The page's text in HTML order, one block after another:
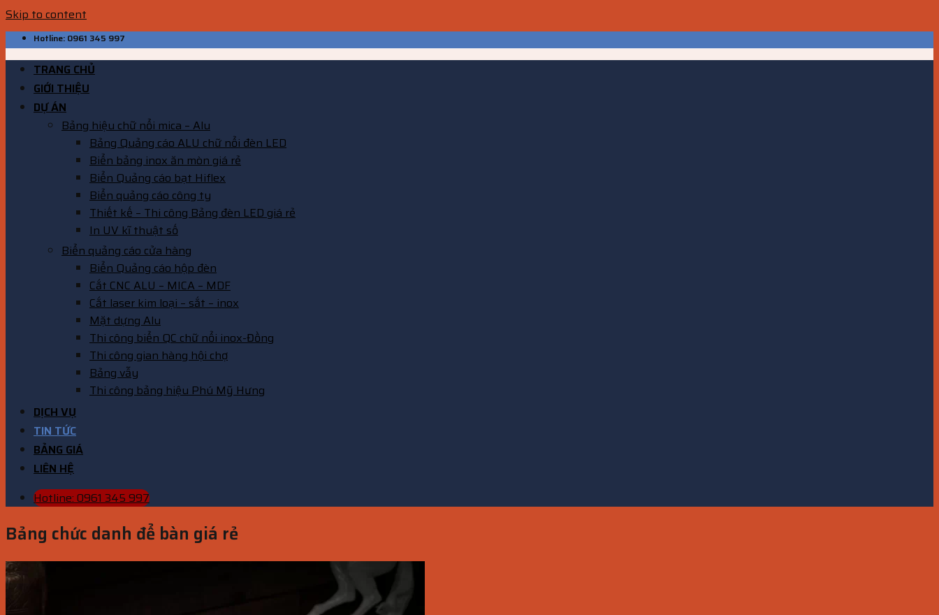
Skip to content
Hotline: 0961 345 997
TRANG CHỦ
GIỚI THIỆU
DỰ ÁN
Bảng hiệu chữ nổi mica – Alu
Bảng Quảng cáo ALU chữ nổi đèn LED
Biển bảng inox ăn mòn giá rẻ
Biển Quảng cáo bạt Hiflex
Biển quảng cáo công ty
Thiết kế – Thi công Bảng đèn LED giá rẻ
In UV kĩ thuật số
Biển quảng cáo cửa hàng
Biển Quảng cáo hộp đèn
Cắt CNC ALU – MICA – MDF
Cắt laser kim loại – sắt – inox
Mặt dựng Alu
Thi công biển QC chữ nổi inox-Đồng
Thi công gian hàng hội chợ
Bảng vẫy
Thi công bảng hiệu Phú Mỹ Hưng
DỊCH VỤ
TIN TỨC
BẢNG GIÁ
LIÊN HỆ
Hotline: 0961 345 997
Bảng chức danh để bàn giá rẻ